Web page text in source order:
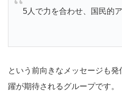
5人で力を合わせ、国民的
という前向きなメッセージも
躍が期待されるグループです。